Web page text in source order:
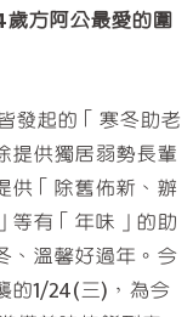
方阿公最愛的圍
發起的「寒冬助老
提供獨居弱勢長輩
供「除舊佈新、辦
等有「年味」的助
、溫馨好過年。今
的1/24(三)，為今